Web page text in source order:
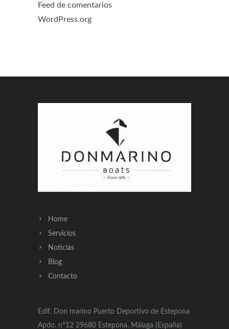
Feed de comentarios
WordPress.org
Home
Servicios
Noticias
Blog
Contacto
Edif. Don marino Puerto Deportivo de Estepona
Apdo. nº12 29680 Estepona. Málaga (España)